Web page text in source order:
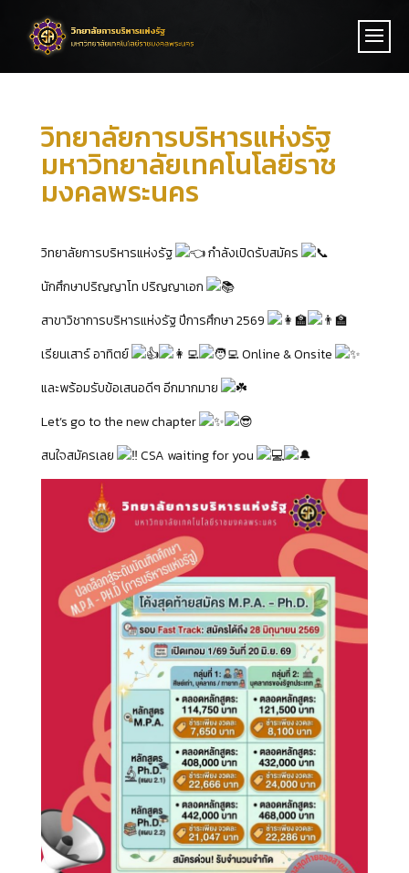
วิทยาลัยการบริหารแห่งรัฐ
มหาวิทยาลัยเทคโนโลยีราช
มงคลพระนคร
วิทยาลัยการบริหารแห่งรัฐ
กำลังเปิดรับสมัคร
นักศึกษาปริญญาโท ปริญญาเอก
สาขาวิชาการบริหารแห่งรัฐ ปีการศึกษา 2569
เรียนเสาร์ อาทิตย์
Online & Onsite
และพร้อมรับข้อเสนอดีๆ อีกมากมาย
Let’s go to the new chapter
สนใจสมัครเลย
CSA waiting for you